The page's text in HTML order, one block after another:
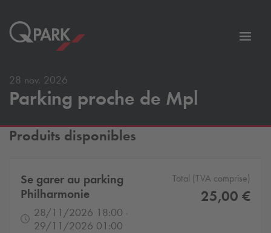
28 nov. 2026
Parking proche de Mpl
Produits disponibles
Se garer au parking
Philharmonie
28/11/2026 18:00 -
29/11/2026 01:00
Total (TVA comprise)
25,00 €